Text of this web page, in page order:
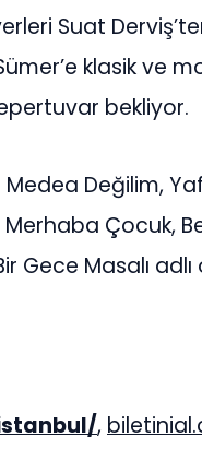
Suat
klasik ve
bekliyor.
Değilim,
Merhaba Çocuk,
Gece Masalı
,